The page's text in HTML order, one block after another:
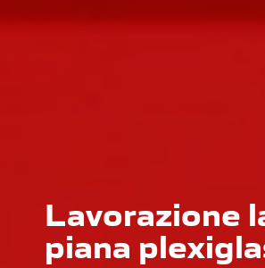
Lavorazione
piana